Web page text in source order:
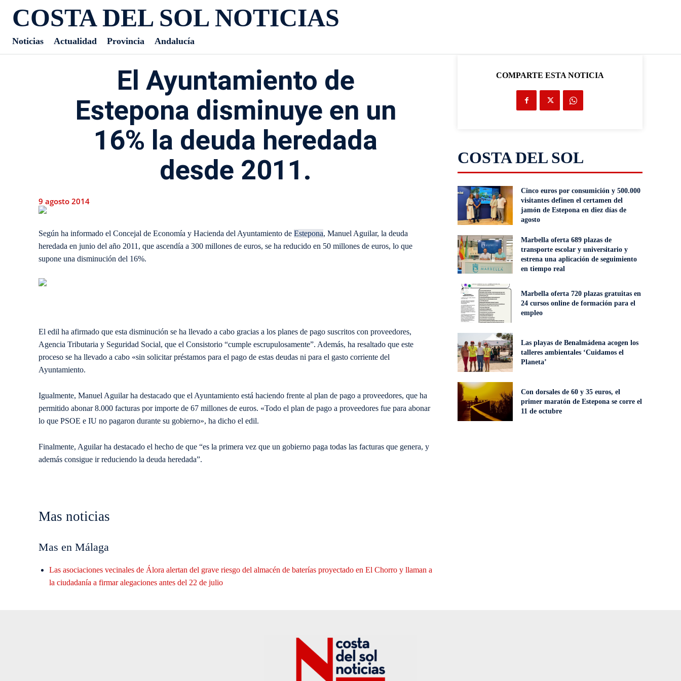
COSTA DEL SOL NOTICIAS
Noticias Actualidad Provincia Andalucía
El Ayuntamiento de
Estepona disminuye en un
16% la deuda heredada
desde 2011.
9 agosto 2014
Según ha informado el Concejal de Economía y Hacienda del Ayuntamiento de Estepona, Manuel Aguilar, la deuda
heredada en junio del año 2011, que ascendía a 300 millones de euros, se ha reducido en 50 millones de euros, lo que
supone una disminución del 16%.
El edil ha afirmado que esta disminución se ha llevado a cabo gracias a los planes de pago suscritos con proveedores,
Agencia Tributaria y Seguridad Social, que el Consistorio “cumple escrupulosamente”. Además, ha resaltado que este
proceso se ha llevado a cabo «sin solicitar préstamos para el pago de estas deudas ni para el gasto corriente del
Ayuntamiento.
Igualmente, Manuel Aguilar ha destacado que el Ayuntamiento está haciendo frente al plan de pago a proveedores, que ha
permitido abonar 8.000 facturas por importe de 67 millones de euros. «Todo el plan de pago a proveedores fue para abonar
lo que PSOE e IU no pagaron durante su gobierno», ha dicho el edil.
Finalmente, Aguilar ha destacado el hecho de que “es la primera vez que un gobierno paga todas las facturas que genera, y
además consigue ir reduciendo la deuda heredada”.
Mas noticias
Mas en Málaga
Las asociaciones vecinales de Álora alertan del grave riesgo del almacén de baterías proyectado en El Chorro y llaman a
la ciudadanía a firmar alegaciones antes del 22 de julio
COMPARTE ESTA NOTICIA
COSTA DEL SOL
Cinco euros por consumición y 500.000
visitantes definen el certamen del
jamón de Estepona en diez días de
agosto
Marbella oferta 689 plazas de
transporte escolar y universitario y
estrena una aplicación de seguimiento
en tiempo real
Marbella oferta 720 plazas gratuitas en
24 cursos online de formación para el
empleo
Las playas de Benalmádena acogen los
talleres ambientales ‘Cuidamos el
Planeta’
Con dorsales de 60 y 35 euros, el
primer maratón de Estepona se corre el
11 de octubre